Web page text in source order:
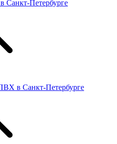
Санкт-Петербурге
в Санкт-Петербурге